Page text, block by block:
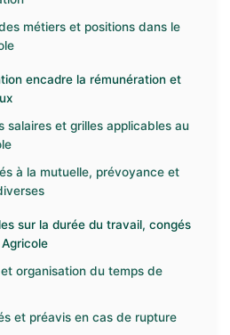
métiers et positions dans le
encadre la rémunération et
salaires et grilles applicables au
à la mutuelle, prévoyance et
sur la durée du travail, congés
organisation du temps de
et préavis en cas de rupture